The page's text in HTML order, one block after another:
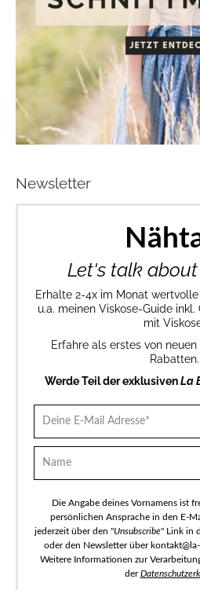
Newsletter
Let's talk
Erhalte 2-4x im Monat
u.a. meinen Viskose-Guide
mit
Erfahre als erstes von
Rabatten.
Werde Teil der exklusivenLa
Die Angabe deines Vornamens ist
persönlichen Ansprache in den E-
jederzeit über den "Unsubscribe" Link in
oder den Newsletter über
Weitere Informationen zur
der